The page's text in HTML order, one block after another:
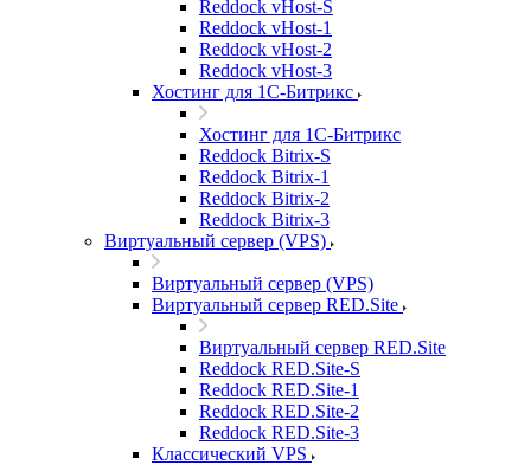
Reddock vHost-S
Reddock vHost-1
Reddock vHost-2
Reddock vHost-3
Хостинг для 1С-Битрикс
Хостинг для 1С-Битрикс
Reddock Bitrix-S
Reddock Bitrix-1
Reddock Bitrix-2
Reddock Bitrix-3
Виртуальный сервер (VPS)
Виртуальный сервер (VPS)
Виртуальный сервер RED.Site
Виртуальный сервер RED.Site
Reddock RED.Site-S
Reddock RED.Site-1
Reddock RED.Site-2
Reddock RED.Site-3
Классический VPS